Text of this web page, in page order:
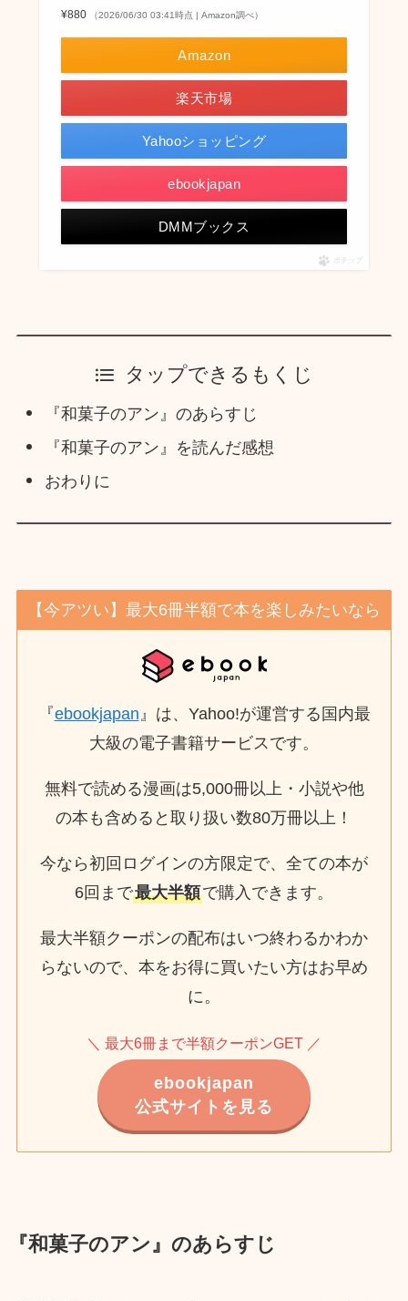
¥880
（2026/06/30 03:41時点 | Amazon調べ）
Amazon
楽天市場
Yahooショッピング
ebookjapan
DMMブックス
ポチップ
タップできるもくじ
『和菓子のアン』のあらすじ
『和菓子のアン』を読んだ感想
おわりに
【今アツい】最大6冊半額で本を楽しみたいなら
『ebookjapan 』は、Yahoo!が運営する国内最
大級の電子書籍サービスです。
無料で読める漫画は5,000冊以上・小説や他
の本も含めると取り扱い数80万冊以上！
今なら初回ログインの方限定で、全ての本が
6回まで最大半額で購入できます。
最大半額クーポンの配布はいつ終わるかわか
らないので、本をお得に買いたい方はお早め
に。
＼ 最大6冊まで半額クーポンGET ／
ebookjapan
公式サイトを見る
『和菓子のアン』のあらすじ